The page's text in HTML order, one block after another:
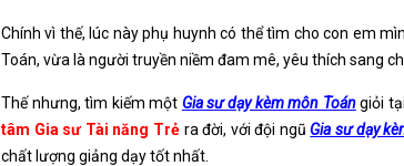
Chính vì thế, lúc này phụ huynh có thể tìm cho con em
Toán, vừa là người truyền niềm đam mê, yêu thích sang
Thế nhưng, tìm kiếm một Gia sư dạy kèm môn Toángiỏi
tâm Gia sư Tài năng Trẻra đời, với đội ngũ Gia sư dạy
chất lượng giảng dạy tốt nhất.